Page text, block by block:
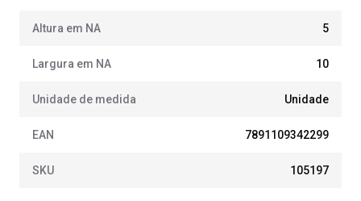
Altura em NA 5
Largura em NA 10
Unidade de medida Unidade
EAN 7891109342299
SKU 105197